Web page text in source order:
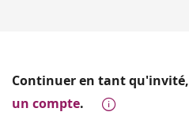
Continuer en tant qu'invité,
un compte.